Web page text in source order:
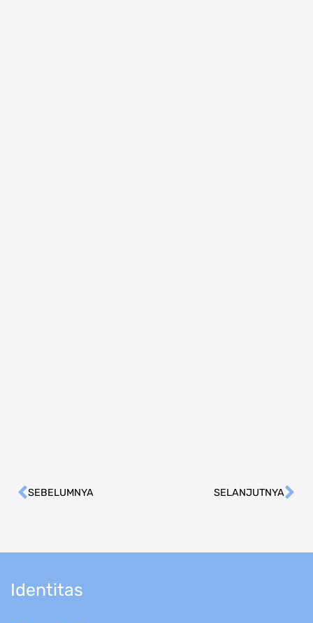
Prev
SEBELUMNYA SELANJUTNYA
Identitas